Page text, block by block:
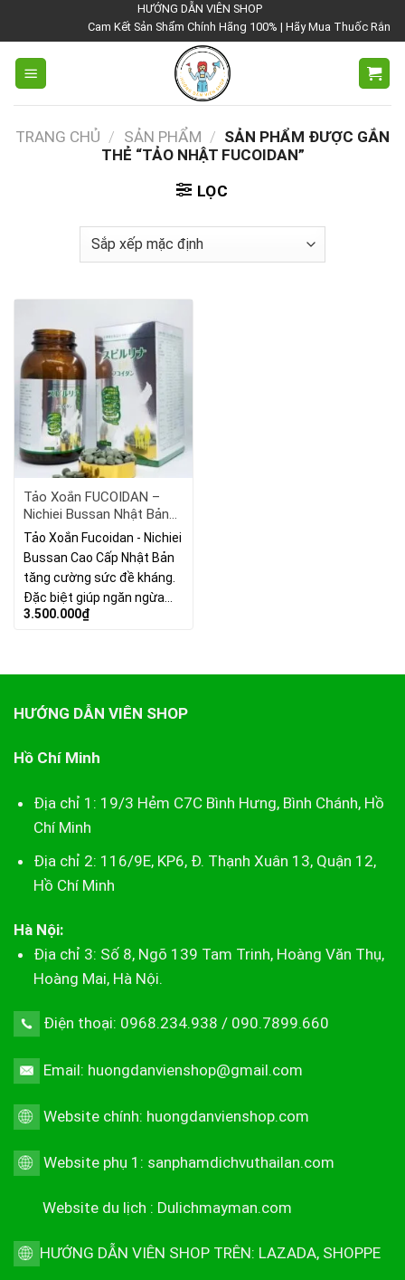
nội
dung
HƯỚNG DẪN VIÊN SHOP
Cam Kết Sản Shẩm Chính Hãng 100% | Hãy Mua Thuốc Rắn
TRANG CHỦ / SẢN PHẨM / SẢN PHẨM ĐƯỢC GẮN
THẺ “TẢO NHẬT FUCOIDAN”
LỌC
Tảo Xoắn FUCOIDAN –
Nichiei Bussan Nhật Bản
Hỗ Trợ Điều Trị Bệnh Ung
Tảo Xoắn Fucoidan - Nichiei
Bussan Cao Cấp Nhật Bản
tăng cường sức đề kháng.
Đặc biệt giúp ngăn ngừa…
3.500.000₫
HƯỚNG DẪN VIÊN SHOP
Hồ Chí Minh
Địa chỉ 1: 19/3 Hẻm C7C Bình Hưng, Bình Chánh, Hồ
Chí Minh
Địa chỉ 2: 116/9E, KP6, Đ. Thạnh Xuân 13, Quận 12,
Hồ Chí Minh
Hà Nội:
Địa chỉ 3: Số 8, Ngõ 139 Tam Trinh, Hoàng Văn Thụ,
Hoàng Mai, Hà Nội.
Điện thoại: 0968.234.938 / 090.7899.660
Email: huongdanvienshop@gmail.com
Website chính: huongdanvienshop.com
Website phụ 1: sanphamdichvuthailan.com
Website du lịch : Dulichmayman.com
HƯỚNG DẪN VIÊN SHOP TRÊN: LAZADA, SHOPPE